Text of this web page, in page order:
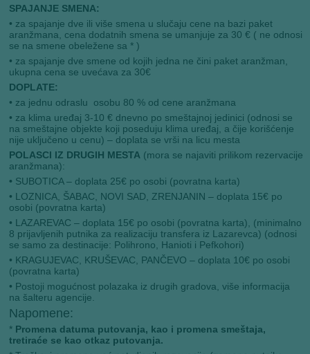
SPAJANJE SMENA:
• za spajanje dve ili više smena u slučaju cene na bazi paket
aranžmana, cena dodatnih smena se umanjuje za 30 € ( ne odnosi
se na smene obeležene sa * )
• za spajanje dve smene od kojih jedna ne čini paket aranžman,
ukupna cena se uvećava za 30€
DOPLATE:
• za jednu odraslu osobu 80 % od cene aranžmana
• za klima uređaj 3-10 € dnevno po smeštajnoj jedinici (odnosi se
na smeštajne objekte koji poseduju klima uređaj, a čije korišćenje
nije uključeno u cenu) – doplata se vrši na licu mesta
POLASCI IZ DRUGIH MESTA (mora se najaviti prilikom rezervacije
aranžmana):
• SUBOTICA – doplata 25€ po osobi (povratna karta)
• LOZNICA, ŠABAC, NOVI SAD, ZRENJANIN – doplata 15€ po
osobi (povratna karta)
• LAZAREVAC – doplata 15€ po osobi (povratna karta), (minimalno
8 prijavljenih putnika za realizaciju transfera iz Lazarevca) (odnosi
se samo za destinacije: Polihrono, Hanioti i Pefkohori)
• KRAGUJEVAC, KRUŠEVAC, PANČEVO – doplata 10€ po osobi
(povratna karta)
• Postoji mogućnost polazaka iz drugih gradova, više informacija
na šalteru agencije.
Napomene:
* Promena datuma putovanja, kao i promena smeštaja,
tretiraće se kao otkaz putovanja.